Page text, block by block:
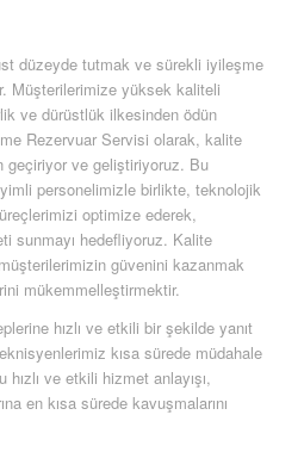
düzeyde tutmak ve sürekli iyileşme
Müşterilerimize yüksek kaliteli
ve dürüstlük ilkesinden ödün
Rezervuar Servisi olarak, kalite
geçiriyor ve geliştiriyoruz. Bu
personelimizle birlikte, teknolojik
optimize ederek,
sunmayı hedefliyoruz. Kalite
güvenini kazanmak
mükemmelleştirmektir.
hızlı ve etkili bir şekilde yanıt
kısa sürede müdahale
ve etkili hizmet anlayışı,
en kısa sürede kavuşmalarını